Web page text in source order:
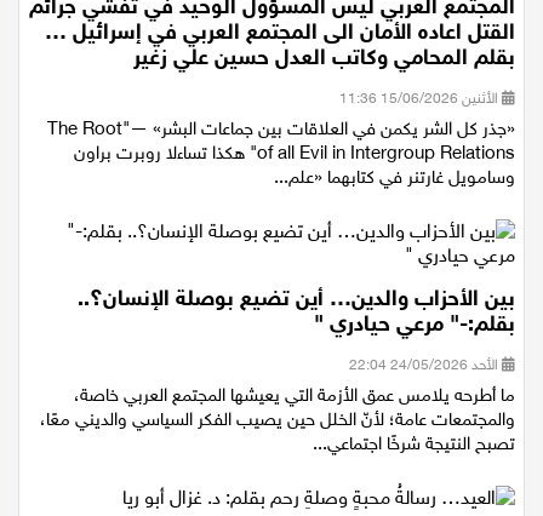
المجتمع العربي ليس المسؤول الوحيد في تفشي جرائم
القتل اعاده الأمان الى المجتمع العربي في إسرائيل …
بقلم المحامي وكاتب العدل حسين علي زغير
الأثنين 15/06/2026 11:36
«جذر كل الشر يكمن في العلاقات بين جماعات البشر» —"The Root
of all Evil in Intergroup Relations" هكذا تساءلا روبرت براون
وسامويل غارتنر في كتابهما «علم...
بين الأحزاب والدين… أين تضيع بوصلة الإنسان؟..
بقلم:-" مرعي حيادري "
الأحد 24/05/2026 22:04
ما أطرحه يلامس عمق الأزمة التي يعيشها المجتمع العربي خاصة،
والمجتمعات عامة؛ لأنّ الخلل حين يصيب الفكر السياسي والديني معًا،
تصبح النتيجة شرخًا اجتماعي...